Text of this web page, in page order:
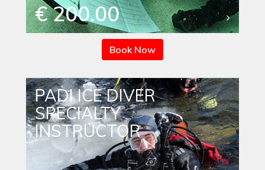
€ 200.00
Book Now
PADI ICE DIVER
SPECIALTY
INSTRUCTOR